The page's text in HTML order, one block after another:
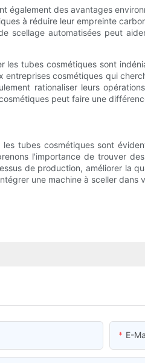
également des avantages
à réduire leur empreinte
scellage automatisées peut
les tubes cosmétiques sont
cosmétiques qui
rationaliser leurs
peut faire une
tubes cosmétiques sont
l'importance de trouver
de production, améliorer la
une machine à sceller
E-